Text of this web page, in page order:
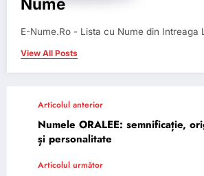
E-Nume.Ro - Lista cu Nume din Intreaga
View All Posts
Articolul anterior
Numele ORALEE: semnificație,
și personalitate
Articolul următor